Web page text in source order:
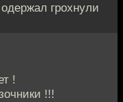
грохнули
!
!!!